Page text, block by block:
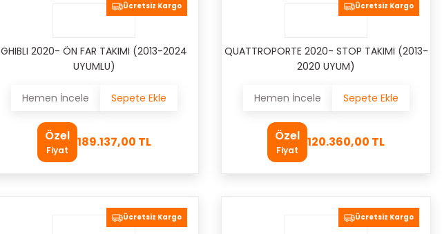
Ücretsiz Kargo
GHIBLI 2020- ÖN FAR TAKIMI (2013-2024
UYUMLU)
Hemen İncele Sepete Ekle
Özel
Fiyat
189.137,00 TL
Ücretsiz Kargo
QUATTROPORTE 2020- STOP TAKIMI (2013-
2020 UYUM)
Hemen İncele Sepete Ekle
Özel
Fiyat
120.360,00 TL
Ücretsiz Kargo Ücretsiz Kargo